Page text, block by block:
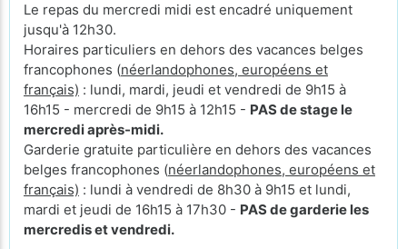
Le repas du mercredi midi est encadré uniquement
jusqu'à 12h30.
Horaires particuliers en dehors des vacances belges
francophones (néerlandophones, européens et
français) : lundi, mardi, jeudi et vendredi de 9h15 à
16h15 - mercredi de 9h15 à 12h15 - PAS de stage le
mercredi après-midi.
Garderie gratuite particulière en dehors des vacances
belges francophones (néerlandophones, européens et
français) : lundi à vendredi de 8h30 à 9h15 et lundi,
mardi et jeudi de 16h15 à 17h30 - PAS de garderie les
mercredis et vendredi.